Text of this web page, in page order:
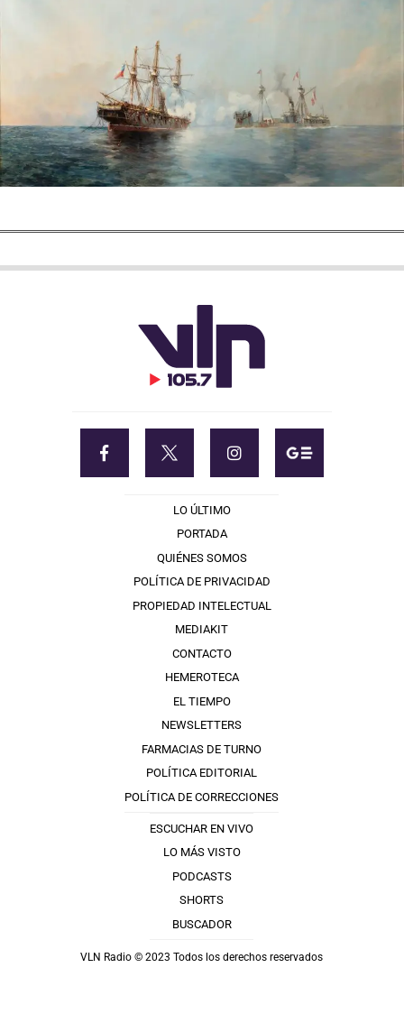
LO ÚLTIMO
PORTADA
QUIÉNES SOMOS
POLÍTICA DE PRIVACIDAD
PROPIEDAD INTELECTUAL
MEDIAKIT
CONTACTO
HEMEROTECA
EL TIEMPO
NEWSLETTERS
FARMACIAS DE TURNO
POLÍTICA EDITORIAL
POLÍTICA DE CORRECCIONES
ESCUCHAR EN VIVO
LO MÁS VISTO
PODCASTS
SHORTS
BUSCADOR
VLN Radio © 2023 Todos los derechos reservados